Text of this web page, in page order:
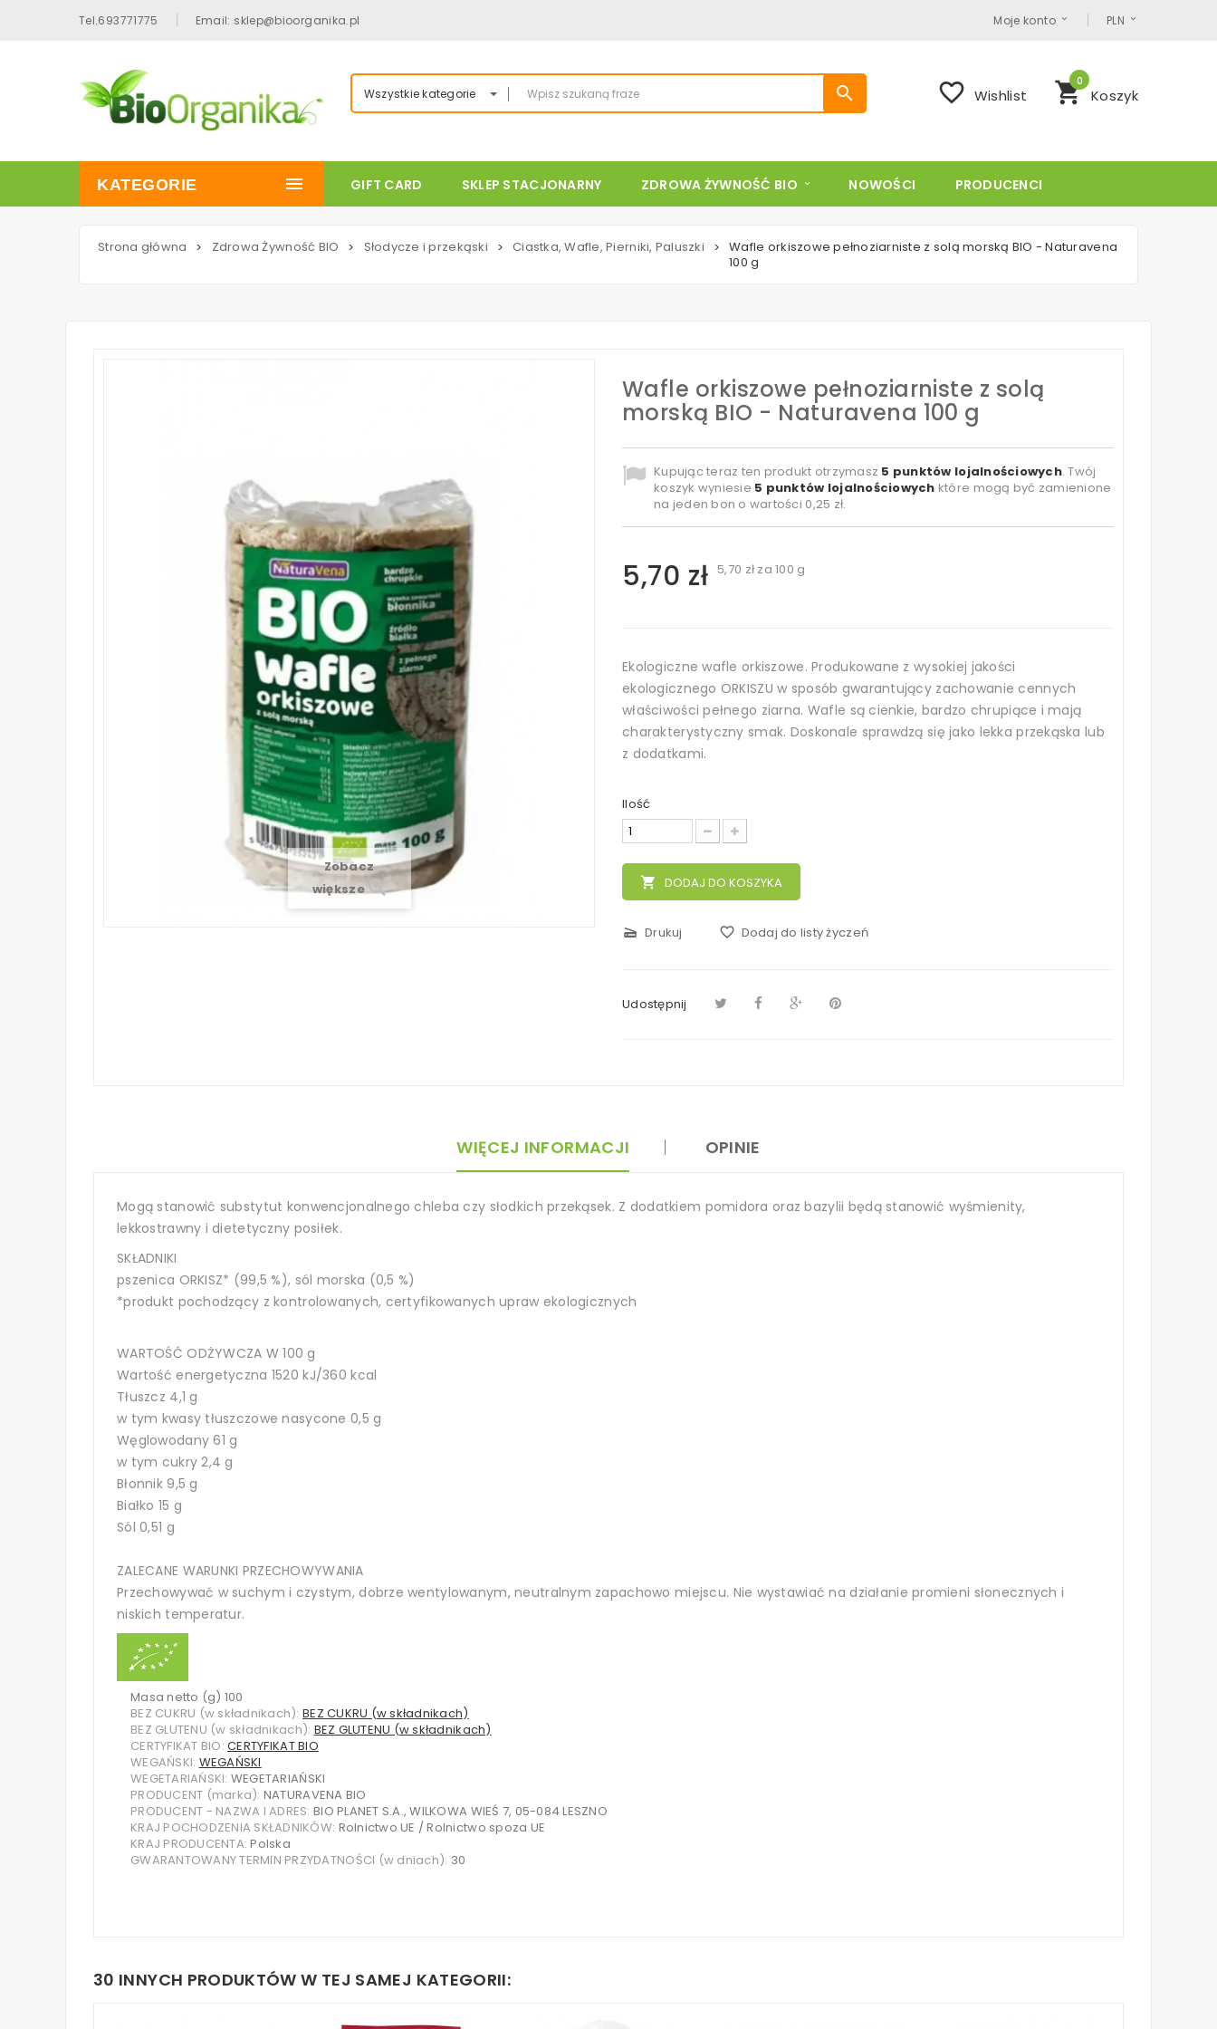
Tel.693771775 Email: sklep@bioorganika.pl PLN
Moje konto
Wszystkie kategorie search shopping_cart Koszyk
0
favorite_border Wishlist
KATEGORIE GIFT CARD SKLEP STACJONARNY ZDROWA ŻYWNOŚĆ BIO NOWOŚCI PRODUCENCI
Strona główna > Zdrowa Żywność BIO > Słodycze i przekąski > Ciastka, Wafle, Pierniki, Paluszki > Wafle orkiszowe pełnoziarniste z solą morską BIO - Naturavena
100 g
Zobacz
większe
Wafle orkiszowe pełnoziarniste z solą
morską BIO - Naturavena 100 g
Kupując teraz ten produkt otrzymasz 5 punktów lojalnościowych. Twój
koszyk wyniesie 5 punktów lojalnościowych które mogą być zamienione
na jeden bon o wartości 0,25 zł.
5,70 zł 5,70 zł za 100 g
Ekologiczne wafle orkiszowe. Produkowane z wysokiej jakości
ekologicznego ORKISZU w sposób gwarantujący zachowanie cennych
właściwości pełnego ziarna. Wafle są cienkie, bardzo chrupiące i mają
charakterystyczny smak. Doskonale sprawdzą się jako lekka przekąska lub
z dodatkami.
Ilość
local_grocery_store DODAJ DO KOSZYKA
scanner Drukuj favorite_border Dodaj do listy życzeń
Udostępnij
WIĘCEJ INFORMACJI OPINIE
Mogą stanowić substytut konwencjonalnego chleba czy słodkich przekąsek. Z dodatkiem pomidora oraz bazylii będą stanowić wyśmienity,
lekkostrawny i dietetyczny posiłek.
SKŁADNIKI
pszenica ORKISZ* (99,5 %), sól morska (0,5 %)
*produkt pochodzący z kontrolowanych, certyfikowanych upraw ekologicznych
WARTOŚĆ ODŻYWCZA W 100 g
Wartość energetyczna 1520 kJ/360 kcal
Tłuszcz 4,1 g
w tym kwasy tłuszczowe nasycone 0,5 g
Węglowodany 61 g
w tym cukry 2,4 g
Błonnik 9,5 g
Białko 15 g
Sól 0,51 g
ZALECANE WARUNKI PRZECHOWYWANIA
Przechowywać w suchym i czystym, dobrze wentylowanym, neutralnym zapachowo miejscu. Nie wystawiać na działanie promieni słonecznych i
niskich temperatur.
Masa netto (g) 100
BEZ CUKRU (w składnikach):BEZ CUKRU (w składnikach)
BEZ GLUTENU (w składnikach): BEZ GLUTENU (w składnikach)
CERTYFIKAT BIO:CERTYFIKAT BIO
WEGAŃSKI: WEGAŃSKI
WEGETARIAŃSKI: WEGETARIAŃSKI
PRODUCENT (marka): NATURAVENA BIO
PRODUCENT - NAZWA I ADRES:BIO PLANET S.A., WILKOWA WIEŚ 7, 05-084 LESZNO
KRAJ POCHODZENIA SKŁADNIKÓW: Rolnictwo UE / Rolnictwo spoza UE
KRAJ PRODUCENTA:Polska
GWARANTOWANY TERMIN PRZYDATNOŚCI (w dniach): 30
30 INNYCH PRODUKTÓW W TEJ SAMEJ KATEGORII: